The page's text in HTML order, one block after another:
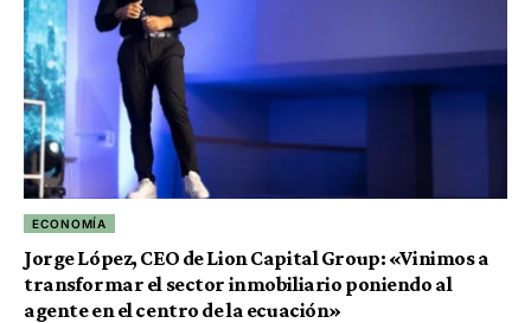
ECONOMÍA
Jorge López, CEO de Lion Capital Group: «Vinimos a
transformar el sector inmobiliario poniendo al
agente en el centro de la ecuación»